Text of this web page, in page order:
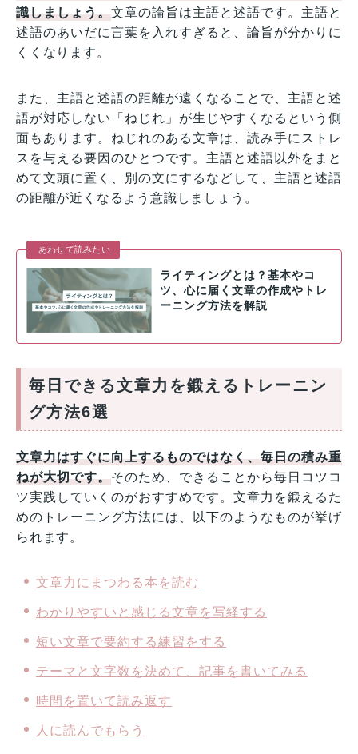
識しましょう。文章の論旨は主語と述語です。主語と
述語のあいだに言葉を入れすぎると、論旨が分かりに
くくなります。
また、主語と述語の距離が遠くなることで、主語と述
語が対応しない「ねじれ」が生じやすくなるという側
面もあります。ねじれのある文章は、読み手にストレ
スを与える要因のひとつです。主語と述語以外をまと
めて文頭に置く、別の文にするなどして、主語と述語
の距離が近くなるよう意識しましょう。
あわせて読みたい
ライティングとは？基本やコ
ツ、心に届く文章の作成やトレ
ーニング方法を解説
毎日できる文章力を鍛えるトレーニン
グ方法6選
文章力はすぐに向上するものではなく、毎日の積み重
ねが大切です。そのため、できることから毎日コツコ
ツ実践していくのがおすすめです。文章力を鍛えるた
めのトレーニング方法には、以下のようなものが挙げ
られます。
文章力にまつわる本を読む
わかりやすいと感じる文章を写経する
短い文章で要約する練習をする
テーマと文字数を決めて、記事を書いてみる
時間を置いて読み返す
人に読んでもらう